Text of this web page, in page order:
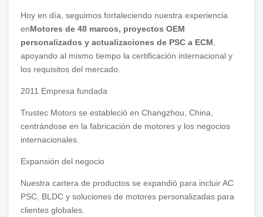
Hoy en día, seguimos fortaleciendo nuestra experiencia
enMotores de 48 marcos, proyectos OEM
personalizados y actualizaciones de PSC a ECM
apoyando al mismo tiempo la certificación internacional y
los requisitos del mercado.
2011 Empresa fundada
Trustec Motors se estableció en Changzhou, China,
centrándose en la fabricación de motores y los negocios
internacionales.
Expansión del negocio
Nuestra cartera de productos se expandió para incluir AC
PSC, BLDC y soluciones de motores personalizadas para
clientes globales.